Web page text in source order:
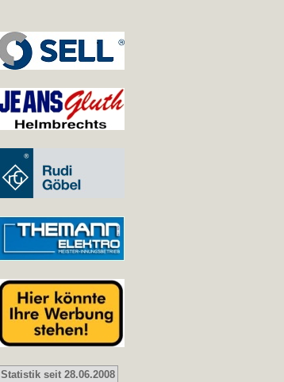
Statistik seit 28.06.2008